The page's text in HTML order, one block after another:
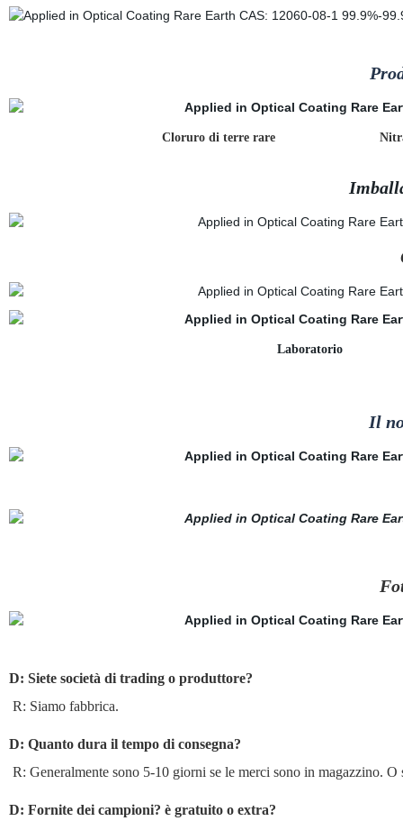
Cloruro di terre rare
Il
D: Siete società di trading o produttore?
R: Siamo fabbrica.
D: Quanto dura il tempo di consegna?
R: Generalmente sono 5-10 giorni se le merci sono in magazzino.
D: Fornite dei campioni? è gratuito o extra?